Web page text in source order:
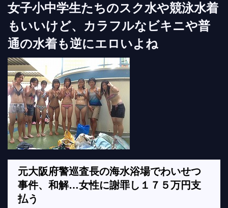
女子小中学生たちのスク水や競泳水着
もいいけど、カラフルなビキニや普
通の水着も逆にエロいよね
元大阪府警巡査長の海水浴場でわいせつ
事件、和解…女性に謝罪し１７５万円支
払う